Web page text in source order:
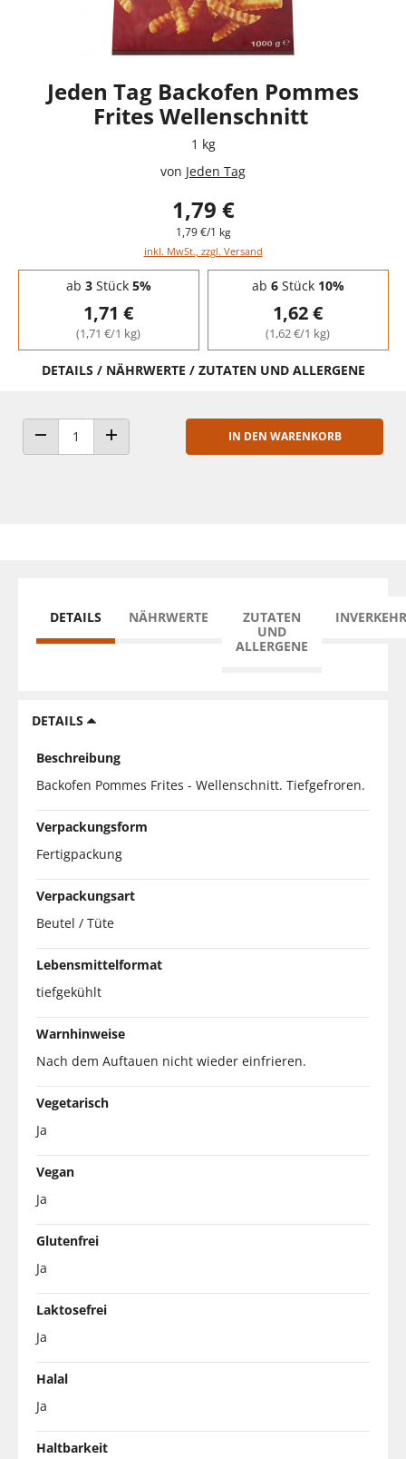
Jeden Tag Backofen Pommes
Frites Wellenschnitt
1 kg
von Jeden Tag
1,79 €
1,79 €/1 kg
inkl. MwSt., zzgl. Versand
Staffelpreise - Mengenrabatt
ab 3Stück 5%
1,71 €
(1,71 €/1 kg)
ab 6Stück 10%
1,62 €
(1,62 €/1 kg)
DETAILS / NÄHRWERTE / ZUTATEN UND ALLERGENE
ANZAHL VERRINGERNANZAHL ERHÖHEN
IN DEN WARENKORB
DETAILS NÄHRWERTE
ZUTATEN
UND
ALLERGENE
DETAILS
Beschreibung
Backofen Pommes Frites - Wellenschnitt. Tiefgefroren.
Verpackungsform
Fertigpackung
Verpackungsart
Beutel / Tüte
Lebensmittelformat
tiefgekühlt
Warnhinweise
Nach dem Auftauen nicht wieder einfrieren.
Vegetarisch
Ja
Vegan
Ja
Glutenfrei
Ja
Laktosefrei
Ja
Halal
Ja
Haltbarkeit